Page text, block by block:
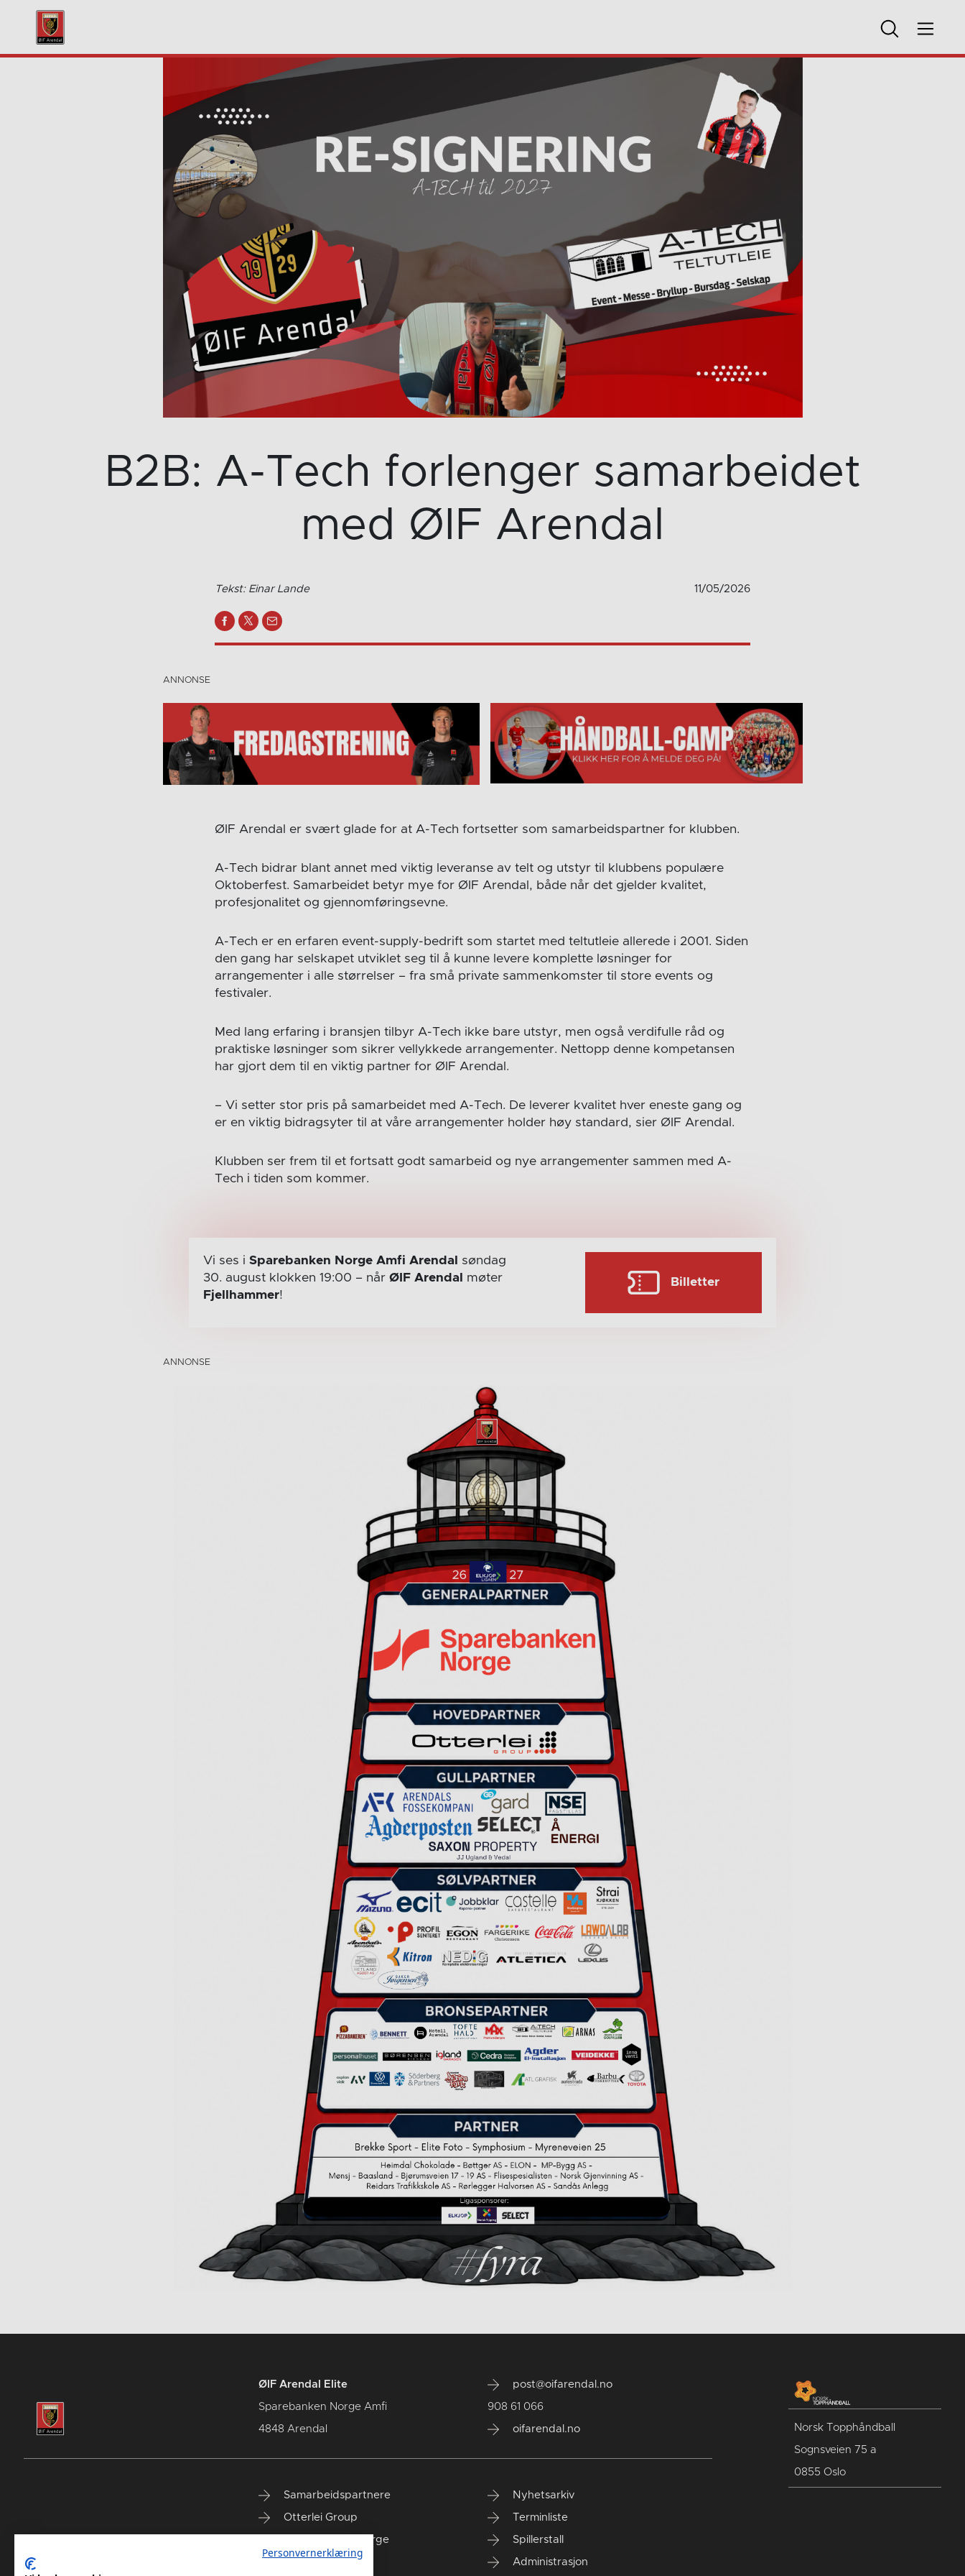
B2B: A-Tech forlenger samarbeidet
med ØIF Arendal
Tekst: Einar Lande 11/05/2026
ØIF Arendal er svært glade for at A-Tech fortsetter som samarbeidspartner for klubben.
A-Tech bidrar blant annet med viktig leveranse av telt og utstyr til klubbens populære
Oktoberfest. Samarbeidet betyr mye for ØIF Arendal, både når det gjelder kvalitet,
profesjonalitet og gjennomføringsevne.
A-Tech er en erfaren event-supply-bedrift som startet med teltutleie allerede i 2001. Siden
den gang har selskapet utviklet seg til å kunne levere komplette løsninger for
arrangementer i alle størrelser – fra små private sammenkomster til store events og
festivaler.
Med lang erfaring i bransjen tilbyr A-Tech ikke bare utstyr, men også verdifulle råd og
praktiske løsninger som sikrer vellykkede arrangementer. Nettopp denne kompetansen
har gjort dem til en viktig partner for ØIF Arendal.
– Vi setter stor pris på samarbeidet med A-Tech. De leverer kvalitet hver eneste gang og
er en viktig bidragsyter til at våre arrangementer holder høy standard, sier ØIF Arendal.
Klubben ser frem til et fortsatt godt samarbeid og nye arrangementer sammen med A-
Tech i tiden som kommer.
Vi ses i Sparebanken Norge Amfi Arendal
søndag
30. august klokken 19:00 – når ØIF Arendal
møter
Fjellhammer!
Billetter
ØIF Arendal Elite
Sparebanken Norge Amfi
4848 Arendal
post@oifarendal.no
908 61 066
oifarendal.no
Samarbeidspartnere
Otterlei Group
Sparebanken Norge
Nyhetsarkiv
Terminliste
Spillerstall
Administrasjon
Norsk Topphåndball
Sognsveien 75 a
0855 Oslo
Personvernerklæring